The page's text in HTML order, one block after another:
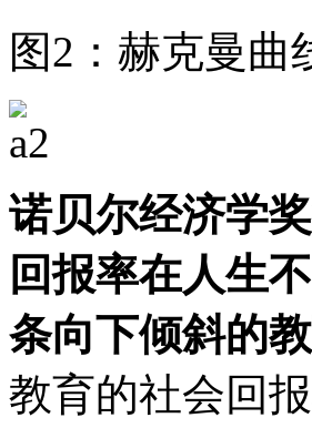
图2：赫克曼曲
诺贝尔经济学
回报率在人生
条向下倾斜的
教育的社会回